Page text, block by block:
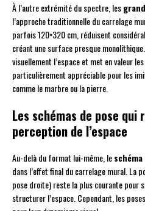
À l’autre extrémité du spectre, les
l’approche traditionnelle du carrelage
parfois 120×320 cm, réduisent
créant une surface presque
visuellement l’espace et met en valeur
particulièrement appréciable pour les
comme le marbre ou la pierre.
Les schémas de pose qui
perception de l’espace
Au-delà du format lui-même, le
dans l’effet final du carrelage mural. La
pose droite) reste la plus courante pour
structurer l’espace. Cependant, les